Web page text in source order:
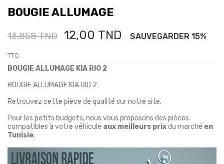
BOUGIE ALLUMAGE
13,858 TND 12,00 TND SAUVEGARDER 15%
TTC
BOUGIE ALLUMAGE KIA RIO 2
BOUGIE ALLUMAGE KIA RIO 2
Retrouvez cette pièce de qualité sur notre site.
Pour les petits budgets, nous vous proposons des pièces
compatibles à votre véhicule aux meilleurs prixdu marché en
Tunisie.